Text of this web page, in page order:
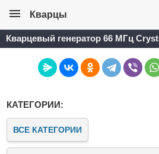
Кварцы
Кварцевый генератор 66 МГц
КАТЕГОРИИ:
ВСЕ КАТЕГОРИИ